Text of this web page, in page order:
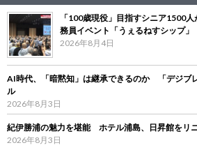
「100歳現役」目指すシニア1500
務員イベント「うぇるねすシップ」
2026年8月4日
AI時代、「暗黙知」は継承できるのか 「デジブ
ル
2026年8月3日
紀伊勝浦の魅力を堪能 ホテル浦島、日昇館をリ
2026年8月3日